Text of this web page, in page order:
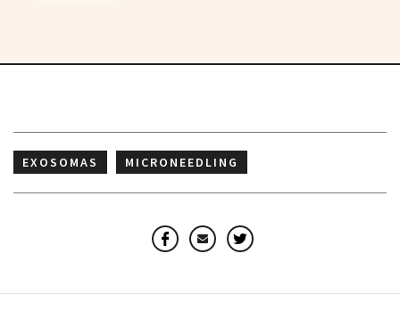
EXOSOMAS MICRONEEDLING
Facebook
EmailTwitter